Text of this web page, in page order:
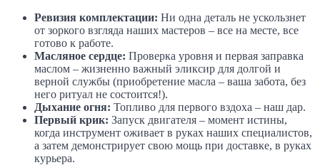
Ревизия комплектации: Ни одна деталь не ускользнет
от зоркого взгляда наших мастеров – все на месте, все
готово к работе.
Масляное сердце: Проверка уровня и первая заправка
маслом – жизненно важный эликсир для долгой и
верной службы (приобретение масла – ваша забота, без
него ритуал не состоится!).
Дыхание огня: Топливо для первого вздоха – наш дар.
Первый крик: Запуск двигателя – момент истины,
когда инструмент оживает в руках наших специалистов,
а затем демонстрирует свою мощь при доставке, в руках
курьера.